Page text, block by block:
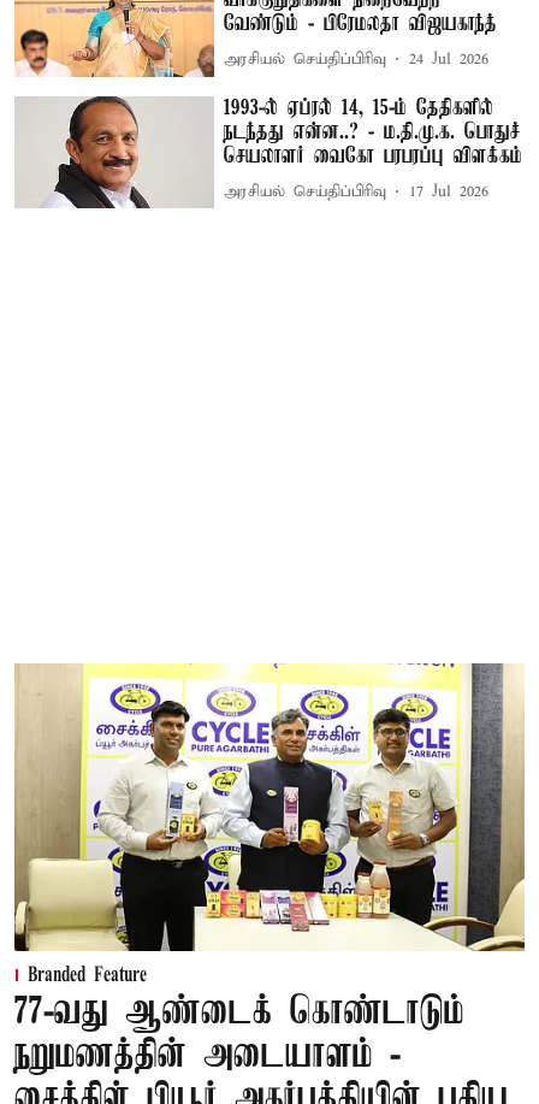
வேண்டும் - பிரேமலதா விஜயகாந்த்
அரசியல் செய்திப்பிரிவு 24 Jul 2026
1993-ல் ஏப்ரல் 14, 15-ம் தேதிகளில்
நடந்தது என்ன..? - ம.தி.மு.க. பொதுச்
செயலாளர் வைகோ பரபரப்பு விளக்கம்
அரசியல் செய்திப்பிரிவு 17 Jul 2026
Branded Feature
77-வது ஆண்டைக் கொண்டாடும்
நறுமணத்தின் அடையாளம் -